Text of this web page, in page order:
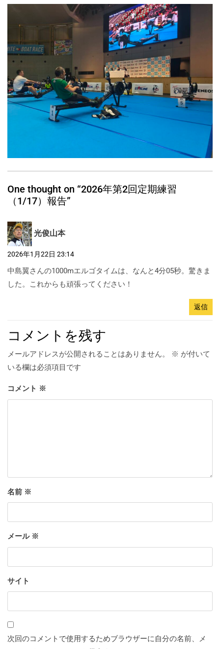
One thought on “2026年第2回定期練習
（1/17）報告”
光俊山本
2026年1月22日 23:14
中島翼さんの1000mエルゴタイムは、なんと4分05秒。驚きま
した。これからも頑張ってください！
返信
コメントを残す
メールアドレスが公開されることはありません。 ※ が付いて
いる欄は必須項目です
コメント ※
名前 ※
メール ※
サイト
次回のコメントで使用するためブラウザーに自分の名前、メ